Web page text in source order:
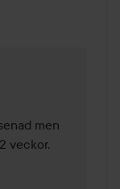
lades 7 år
men
veckor.